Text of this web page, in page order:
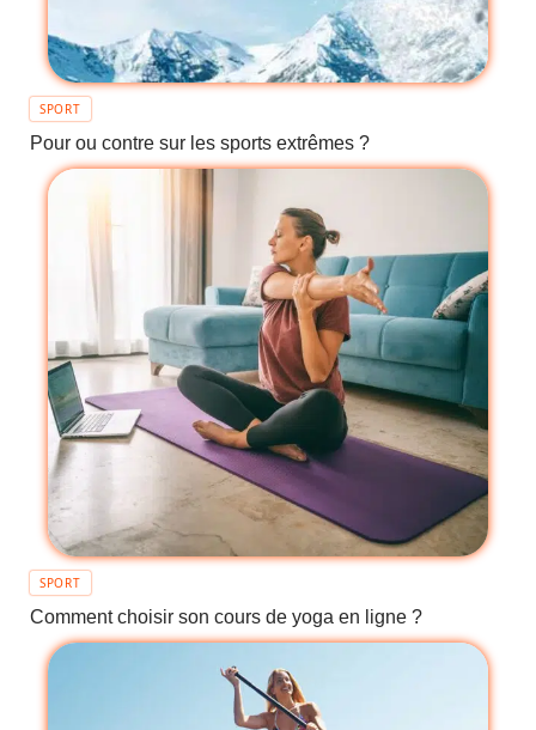
SPORT
Pour ou contre sur les sports extrêmes ?
SPORT
Comment choisir son cours de yoga en ligne ?